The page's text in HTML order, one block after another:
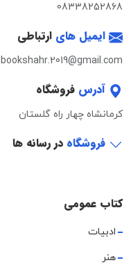
08338252868
ایمیل های ارتباطی
bookshahr.2019@gmail.com
آدرس فروشگاه
کرمانشاه چهار راه گلستان
فروشگاه در رسانه ها
کتاب عمومی
ادبیات
هنر